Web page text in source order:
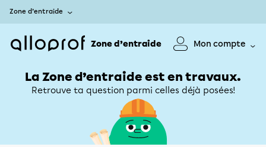
Zone d’entraide
Zone d’entraide Mon compte
La Zone d’entraide est en travaux.
Retrouve ta question parmi celles déjà posées!